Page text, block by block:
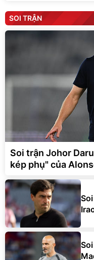
SOI TRẬN
Soi trận Johor
kép phụ" của